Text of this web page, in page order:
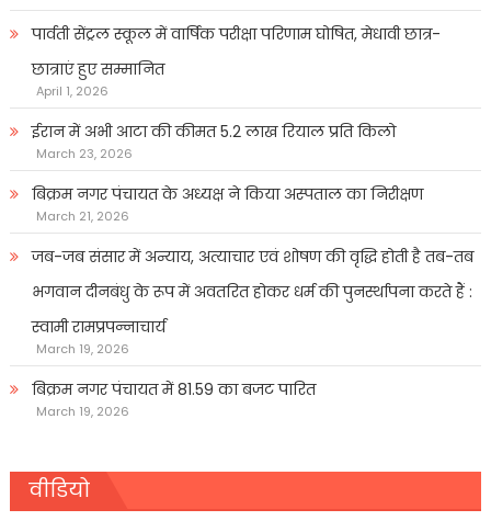
पार्वती सेंट्रल स्कूल में वार्षिक परीक्षा परिणाम घोषित, मेधावी छात्र-
छात्राएं हुए सम्मानित
April 1, 2026
ईरान में अभी आटा की कीमत 5.2 लाख रियाल प्रति किलो
March 23, 2026
बिक्रम नगर पंचायत के अध्यक्ष ने किया अस्पताल का निरीक्षण
March 21, 2026
जब-जब संसार में अन्याय, अत्याचार एवं शोषण की वृद्धि होती है तब-तब
भगवान दीनबंधु के रूप में अवतरित होकर धर्म की पुनर्स्थापना करते हैं :
स्वामी रामप्रपन्नाचार्य
March 19, 2026
बिक्रम नगर पंचायत में 81.59 का बजट पारित
March 19, 2026
वीडियो